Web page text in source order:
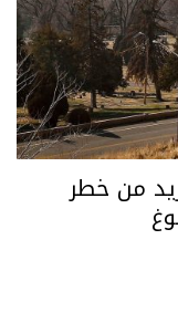
من خطر